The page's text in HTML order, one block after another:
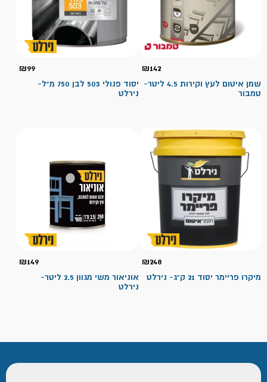
₪142
שמן איטום לעץ וקירות 4.5 ליטר-
טמבור
₪99
יסוד פנולי 503 לבן 750 מ"ל-
נירלט
₪248
מיקרו פריימר יסוד 21 ק"ג- נירלט
₪149
אוניאור משי מגוון 2.5 ליטר-
נירלט